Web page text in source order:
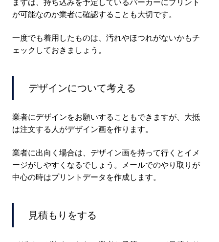
まずは、持ち込みを予定しているパーカーにプリント
が可能なのか業者に確認することも大切です。
一度でも着用したものは、汚れやほつれがないかもチ
ェックしておきましょう。
デザインについて考える
業者にデザインをお願いすることもできますが、大抵
は注文する人がデザイン画を作ります。
業者に出向く場合は、デザイン画を持って行くとイメ
ージがしやすくなるでしょう。メールでのやり取りが
中心の時はプリントデータを作成します。
見積もりをする